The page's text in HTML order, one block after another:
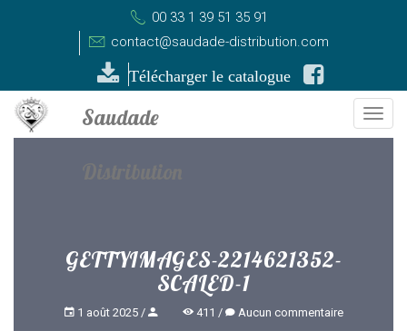
00 33 1 39 51 35 91
contact@saudade-distribution.com
Télécharger le catalogue
GETTYIMAGES-2214621352-
SCALED-1
1 août 2025 411 Aucun commentaire